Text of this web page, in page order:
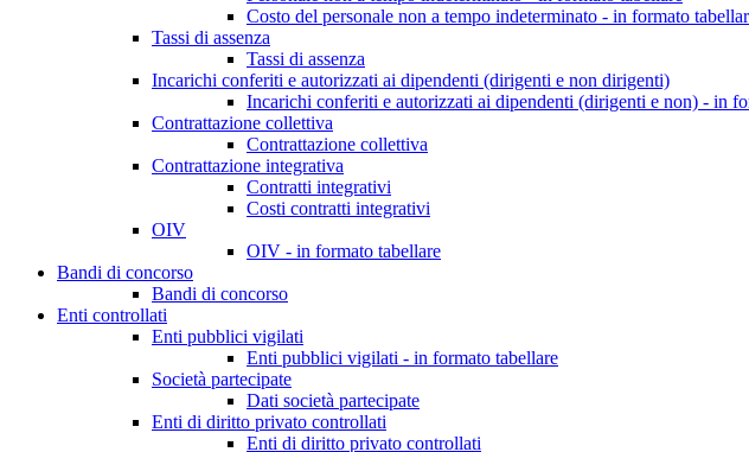
Costo del personale non a tempo indeterminato - in formato
Tassi di assenza
Tassi di assenza
Incarichi conferiti e autorizzati ai dipendenti (dirigenti e non dirigenti)
Incarichi conferiti e autorizzati ai dipendenti (dirigenti e non) - in
Contrattazione collettiva
Contrattazione collettiva
Contrattazione integrativa
Contratti integrativi
Costi contratti integrativi
OIV
OIV - in formato tabellare
Bandi di concorso
Bandi di concorso
Enti controllati
Enti pubblici vigilati
Enti pubblici vigilati - in formato tabellare
Società partecipate
Dati società partecipate
Enti di diritto privato controllati
Enti di diritto privato controllati